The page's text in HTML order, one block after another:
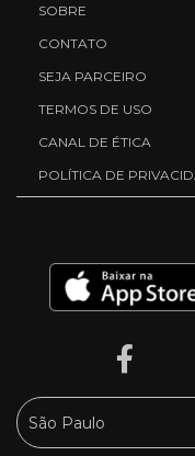
SOBRE
CONTATO
SEJA PARCEIRO
TERMOS DE USO
CANAL DE ÉTICA
POLÍTICA DE